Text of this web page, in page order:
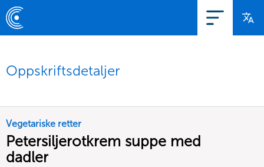
Oppskriftsdetaljer
Vegetariske retter
Petersiljerotkrem suppe med
dadler